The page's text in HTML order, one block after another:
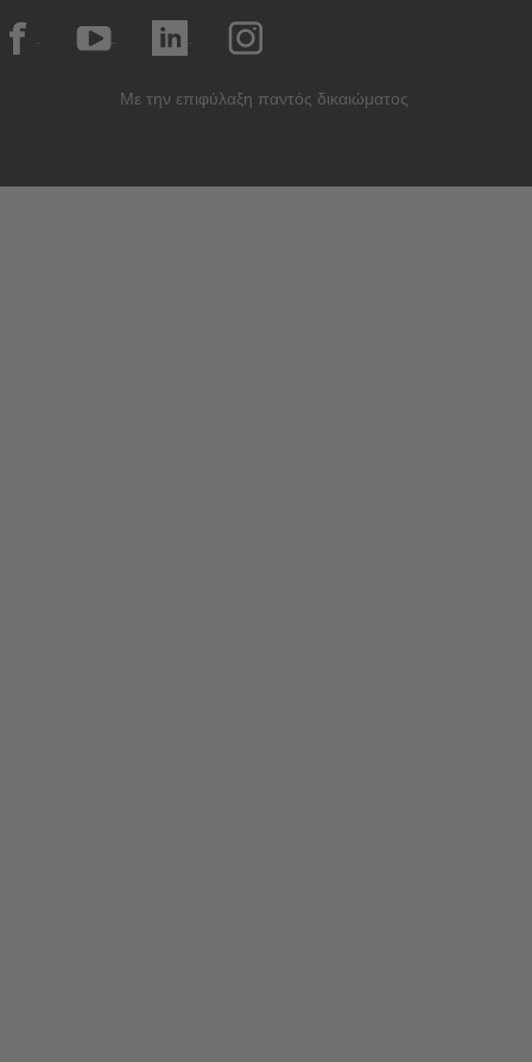
Με την επιφύλαξη παντός δικαιώματος.